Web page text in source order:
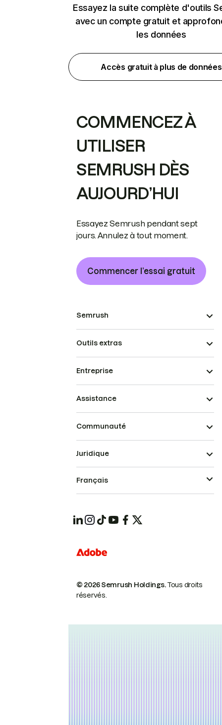
Essayez la suite complète d'outils
avec un compte gratuit et
les données
Accès gratuit à plus de données
COMMENCEZ À
UTILISER
SEMRUSH DÈS
AUJOURD’HUI
Essayez Semrush pendant sept
jours. Annulez à tout moment.
Commencer l’essai gratuit
Semrush
Outils extras
Entreprise
Assistance
Communauté
© 2026 Semrush Holdings.Tous droits
réservés.
Juridique
Français